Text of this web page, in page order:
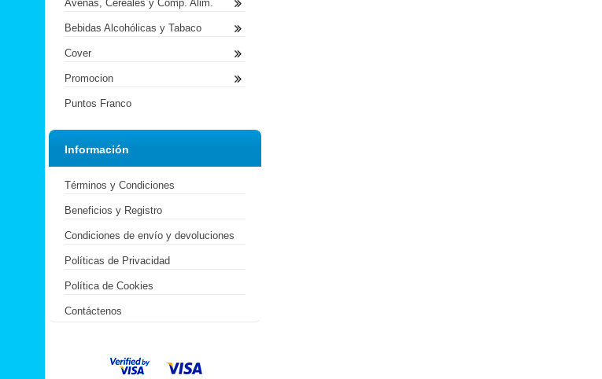
Avenas, Cereales y Comp. Alim.
Bebidas Alcohólicas y Tabaco
Cover
Promocion
Puntos Franco
Información
Términos y Condiciones
Beneficios y Registro
Condiciones de envío y devoluciones
Políticas de Privacidad
Política de Cookies
Contáctenos